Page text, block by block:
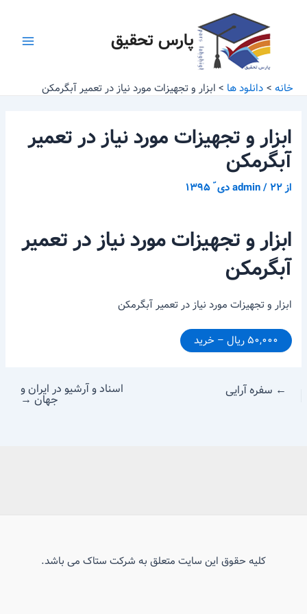
پارس تحقیق
خانه دانلود ها ابزار و تجهیزات مورد نیاز در تعمیر آبگرمکن
ابزار و تجهیزات مورد نیاز در تعمیر
آبگرمکن
از admin/۲۲ دی ّ ۱۳۹۵
ابزار و تجهیزات مورد نیاز در تعمیر
آبگرمکن
ابزار و تجهیزات مورد نیاز در تعمیر آبگرمکن
۵۰,۰۰۰ ریال – خرید
← سفره آرایی اسناد و آرشیو در ایران و
جهان→
کلیه حقوق این سایت متعلق به شرکت ستاک می باشد.